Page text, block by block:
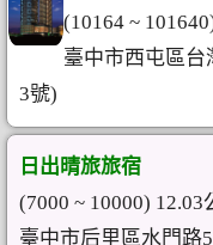
(10164 ~
臺中市西屯區台
3號)
日出晴旅旅宿
(7000 ~ 10000) 12.03
臺中市后里區水門路